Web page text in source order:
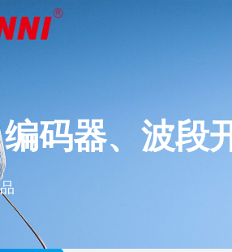
码器、波段
利”尚佳品，
信任和好评
码器、波段
利”尚佳品，